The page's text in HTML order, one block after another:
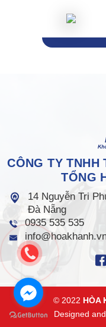
CÔNG TY TNHH
TỔNG
14 Nguyễn Tri
Đà Nẵng
0935 535 535
© 2022 HÒA
Designed